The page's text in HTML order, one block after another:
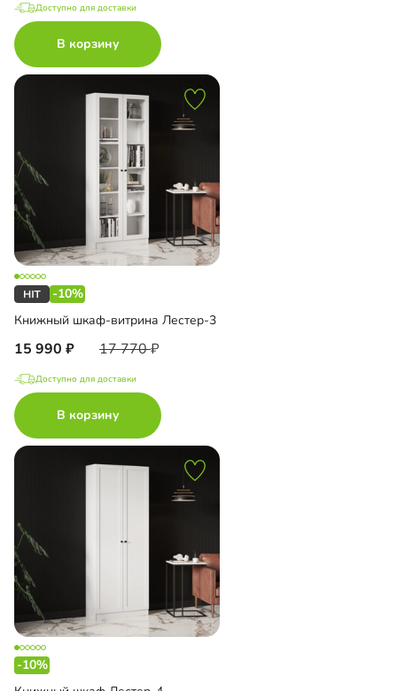
Доступно для доставки
В корзину
-10%
Книжный шкаф-витрина Лестер-3
15 990 17 770
Доступно для доставки
В корзину
-10%